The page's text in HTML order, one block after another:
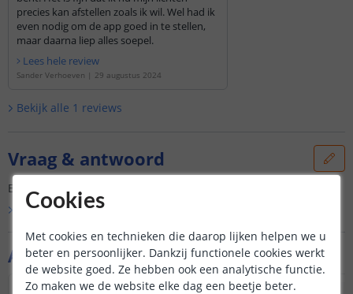
Aanvullende producten
precies kan afstellen zoals ik wil. Wel had ik
even nodig om de app goed in te stellen,
maar daarna liep alles soepel.
Lees hele review
Sander Verhoeven | 29 augustus 2024
Bekijk alle 1 reviews
Vraag & antwoord
Er is nog geen vraag gesteld over dit product.
Bekijk alle Vraag & antwoord
Cookies
Met cookies en technieken die daarop lijken helpen we u
beter en persoonlijker. Dankzij functionele cookies werkt
de website goed. Ze hebben ook een analytische functie.
Zo maken we de website elke dag een beetje beter.